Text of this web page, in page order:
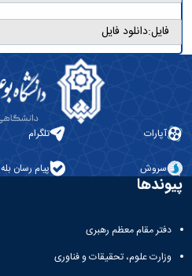
فایل:دانلود فایل
آپارات تلگرام
سروش پیام رسان بله
پیوندها
دفتر مقام معظم رهبری
وزارت علوم، تحقیقات و فناوری